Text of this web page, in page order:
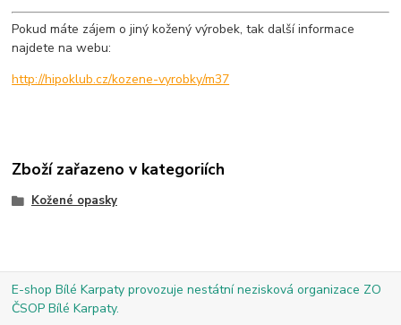
Pokud máte zájem o jiný kožený výrobek, tak další informace
najdete na webu:
http://hipoklub.cz/kozene-vyrobky/m37
Zboží zařazeno v kategoriích
Kožené opasky
E-shop Bílé Karpaty provozuje nestátní nezisková organizace ZO
ČSOP Bílé Karpaty.